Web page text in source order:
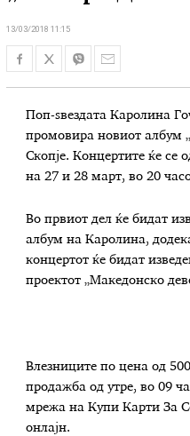
13/03/2018 11:15
Поп-ѕвездата Каролина
промовира новиот албум
Скопје. Концертите ќе се
на 27 и 28 март, во 20
Во првиот дел ќе бидат
албум на Каролина,
концертот ќе бидат
проектот „Македонско
Влезниците по цена од
продажба од утре, во 09
мрежа на Купи Карти За
онлајн.